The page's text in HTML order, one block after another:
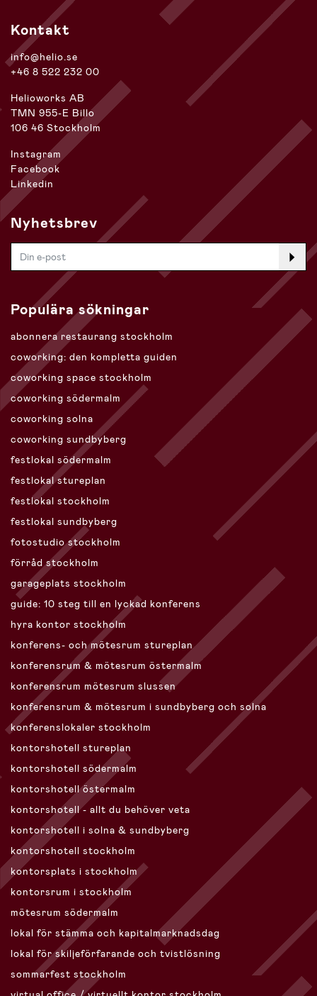
Kontakt
info@helio.se
+46 8 522 232 00
Helioworks AB
TMN 955-E Billo
106 46 Stockholm
Instagram
Facebook
Linkedin
Nyhetsbrev
Populära sökningar
abonnera restaurang stockholm
coworking: den kompletta guiden
coworking space stockholm
coworking södermalm
coworking solna
coworking sundbyberg
festlokal södermalm
festlokal stureplan
festlokal stockholm
festlokal sundbyberg
fotostudio stockholm
förråd stockholm
garageplats stockholm
guide: 10 steg till en lyckad konferens
hyra kontor stockholm
konferens- och mötesrum stureplan
konferensrum & mötesrum östermalm
konferensrum mötesrum slussen
konferensrum & mötesrum i sundbyberg och solna
konferenslokaler stockholm
kontorshotell stureplan
kontorshotell södermalm
kontorshotell östermalm
kontorshotell - allt du behöver veta
kontorshotell i solna & sundbyberg
kontorshotell stockholm
kontorsplats i stockholm
kontorsrum i stockholm
mötesrum södermalm
lokal för stämma och kapitalmarknadsdag
lokal för skiljeförfarande och tvistlösning
sommarfest stockholm